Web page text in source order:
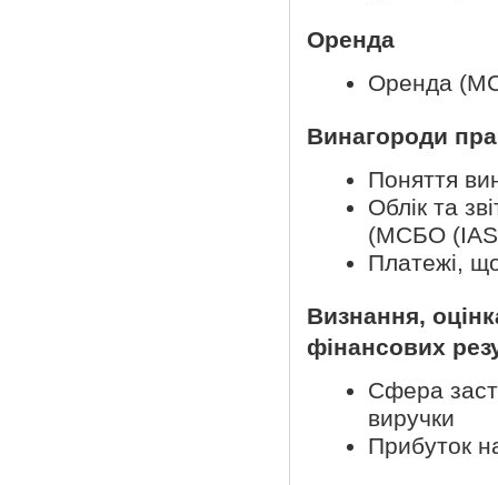
Оренда
Оренда
Винагороди
Поняття
Облік та
(МСБО
Платежі,
Визнання,
фінансових
Сфера
виручки
Прибуток